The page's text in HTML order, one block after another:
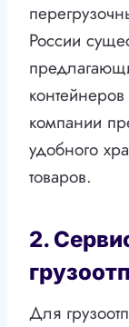
России
компании
удобного
товаров.
2.
Для